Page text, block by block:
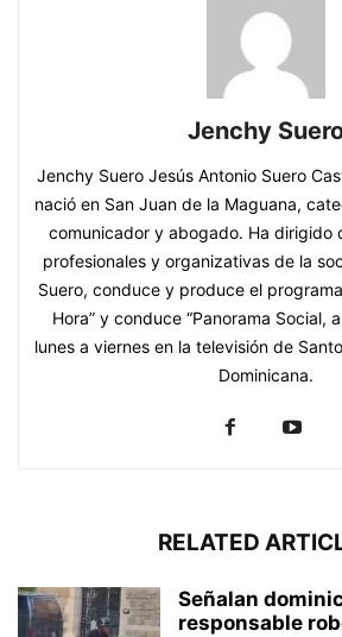
Jenchy
Jenchy Suero Jesús Antonio Suero
nació en San Juan de la Maguana,
comunicador y abogado. Ha dirigido
profesionales y organizativas de la
Suero, conduce y produce el
Hora” y conduce “Panorama Social,
lunes a viernes en la televisión de
Dominicana.
RELATED
Señalan
responsable